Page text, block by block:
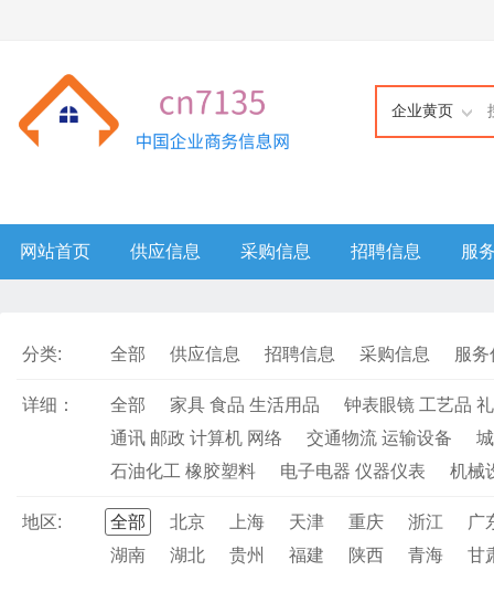
企业黄页
网站首页 供应信息 采购信息 招聘信息 服
分类: 全部 供应信息 招聘信息 采购信息 服
详细： 全部 家具 食品 生活用品
钟表眼镜 工艺品
通讯 邮政 计算机 网络
交通物流 运输设备
石油化工 橡胶塑料
电子电器 仪器仪表 机械
地区: 全部 北京 上海 天津 重庆 浙江
广
湖南
湖北 贵州 福建 陕西 青海 甘